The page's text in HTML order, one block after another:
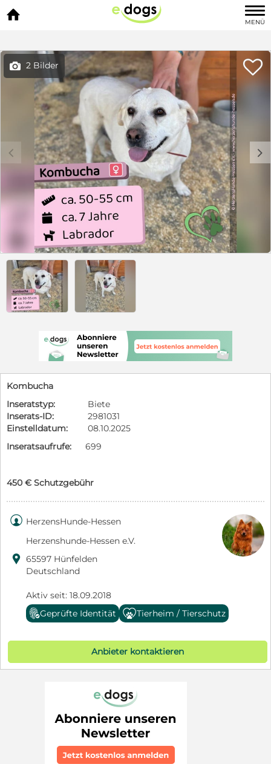

MENÜ
 2 Bilder 
c d
Kombucha
Inseratstyp:
Biete
Inserats-ID:
2981031
Einstelldatum:
08.10.2025
Inseratsaufrufe:
699
450 € Schutzgebühr
 HerzensHunde-Hessen
Herzenshunde-Hessen e.V.
 65597 Hünfelden
Deutschland
Aktiv seit: 18.09.2018
Geprüfte Identität
Tierheim / Tierschutz
Anbieter kontaktieren